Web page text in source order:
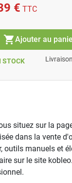
€ TTC
shopping_cartAjouter au
STOCK Livraison
situez sur la
dans la vente
outils manuels et
sur le site